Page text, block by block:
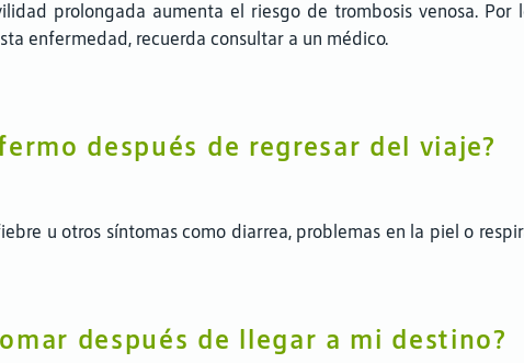
prolongada aumenta el riesgo de trombosis venosa.
enfermedad, recuerda consultar a un médico.
después de regresar del viaje?
u otros síntomas como diarrea, problemas en la piel o
después de llegar a mi destino?